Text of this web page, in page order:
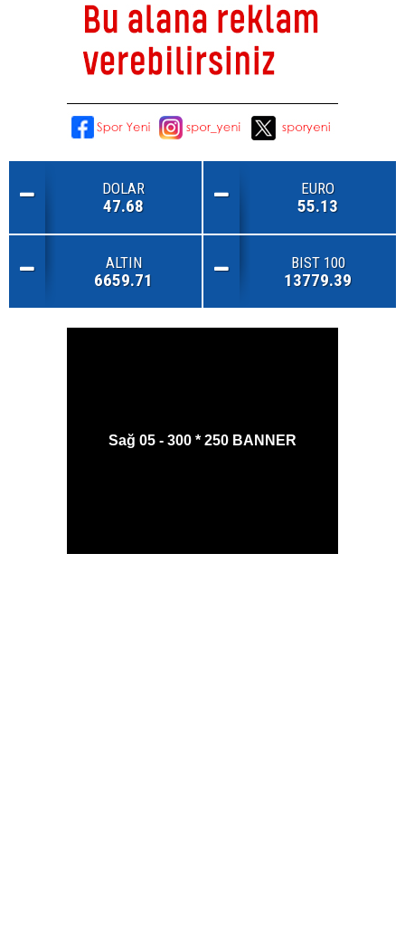
DOLAR
47.68
EURO
55.13
ALTIN
6659.71
BIST 100
13779.39
Sağ 05 - 300 * 250 BANNER